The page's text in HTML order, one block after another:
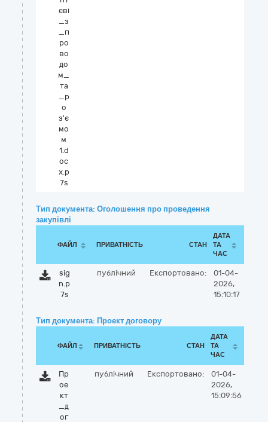
єві
_з
_п
ро
во
до
м_
та
_р
о
з'є
мо
м
1.d
oc
x.p
7s
Тип документа: Оголошення про проведення
закупівлі
ФАЙЛ ПРИВАТНІСТЬ СТАН
ДАТА
ТА
ЧАС
sig
n.p
7s
публічний Експортовано:
01-04-
2026,
15:10:17
Тип документа: Проект договору
ФАЙЛ ПРИВАТНІСТЬ СТАН
ДАТА
ТА
ЧАС
Пр
ое
кт
_д
ог
публічний Експортовано:
01-04-
2026,
15:09:56